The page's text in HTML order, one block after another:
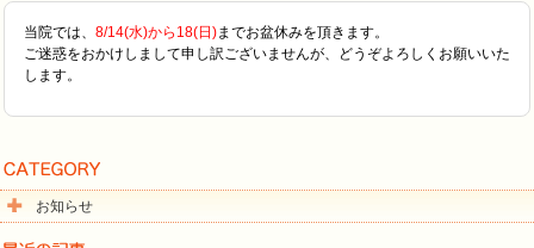
当院では、 8/14(水)から18(日)までお盆休みを頂きます。
ご迷惑をおかけしまして申し訳ございませんが、どうぞよろしくお願いいた
します。
お知らせ